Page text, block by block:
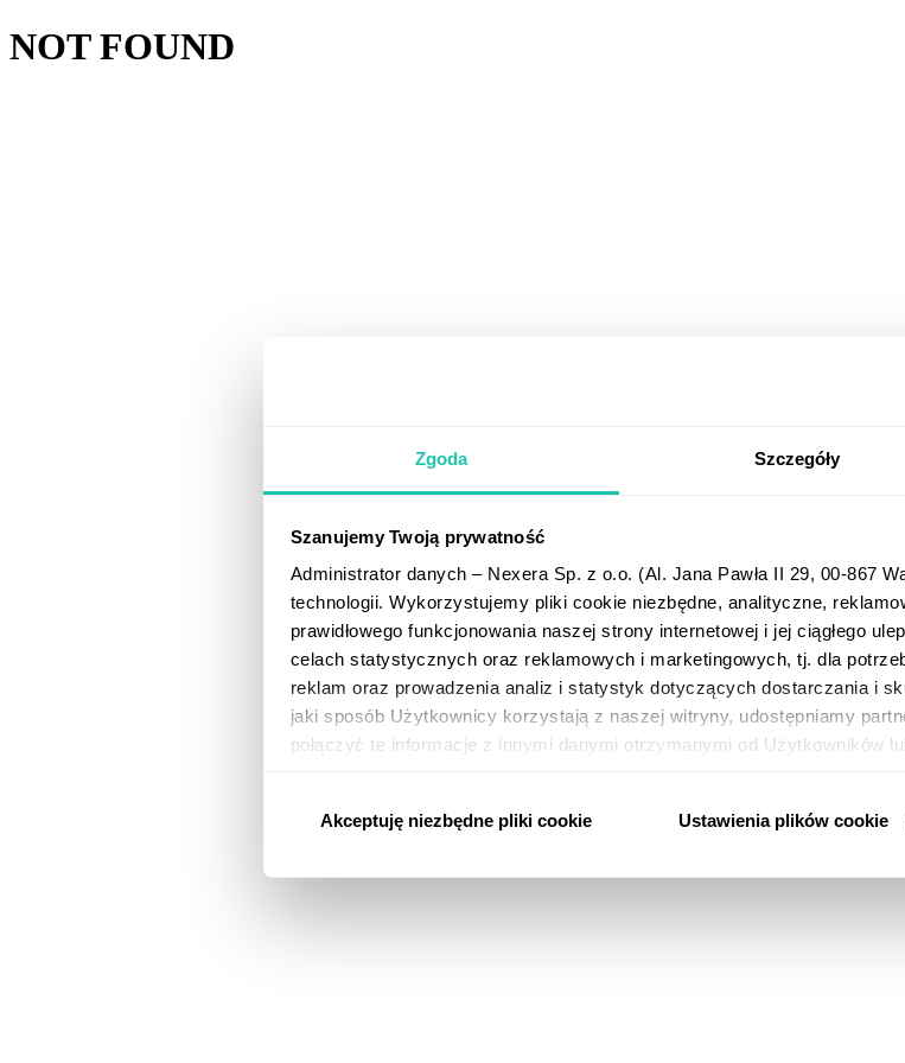
Zgoda Szczegóły
Szanujemy Twoją prywatność
Administrator danych – Nexera Sp. z o.o. (Al. Jana Pawła II 29, 00-867
technologii. Wykorzystujemy pliki cookie niezbędne, analityczne,
prawidłowego funkcjonowania naszej strony internetowej i jej ciągłego
celach statystycznych oraz reklamowych i marketingowych, tj. dla
reklam oraz prowadzenia analiz i statystyk dotyczących dostarczania i
jaki sposób Użytkownicy korzystają z naszej witryny, udostępniamy
połączyć te informacje z innymi danymi otrzymanymi od Użytkowników
wszystkie”. Twoja zgoda jest dobrowolna i możesz ją w dowolnym
Akceptuję niezbędne pliki cookie Ustawienia plików cookie
NOT FOUND